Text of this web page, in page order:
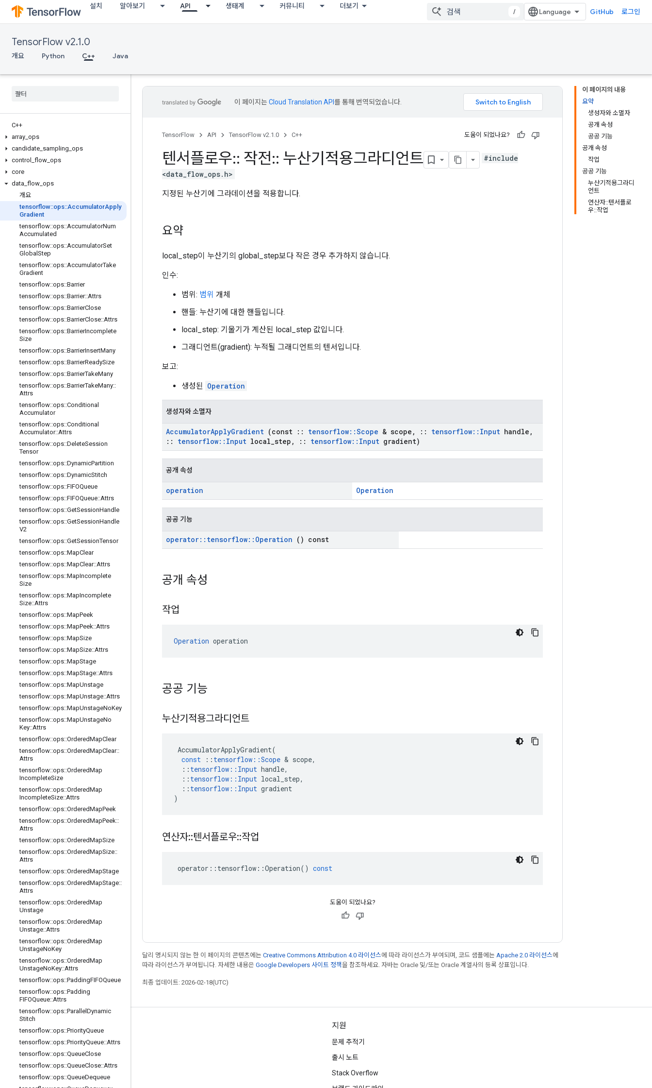
설치 알아보기 API 생태계 커뮤니티 더보기
/ GitHub 로그인
TensorFlow v2.1.0
개요 Python C++ Java
C++
array ops
candidate sampling ops
control
flow ops
core
data flow ops
개요
tensorflow::ops::AccumulatorApply
Gradient
tensorflow::ops::AccumulatorNum
Accumulated
tensorflow::ops::AccumulatorSet
Global Step
tensorflow::ops::AccumulatorTake
Gradient
tensorflow::ops::Barrier
tensorflow::ops::Barrier::Attrs
tensorflow::ops::BarrierClose
tensorflow::ops::BarrierClose::Attrs
tensorflow::ops::BarrierIncomplete
Size
tensorflow::ops::BarrierInsertMany
tensorflow::ops::BarrierReadySize
tensorflow::ops::BarrierTakeMany
tensorflow::ops::BarrierTakeMany::
Attrs
tensorflow::ops::Conditional
Accumulator
tensorflow::ops::Conditional
Accumulator::Attrs
tensorflow::ops::DeleteSession
Tensor
tensorflow::ops::DynamicPartition
tensorflow::ops::DynamicStitch
tensorflow::ops::FIFOQueue
tensorflow::ops::FIFOQueue::Attrs
tensorflow::ops::GetSessionHandle
tensorflow::ops::GetSessionHandle
V2
tensorflow::ops::GetSessionTensor
tensorflow::ops::MapClear
tensorflow::ops::MapClear::Attrs
tensorflow::ops::MapIncomplete
Size
tensorflow::ops::MapIncomplete
Size::Attrs
tensorflow::ops::MapPeek
tensorflow::ops::MapPeek::Attrs
tensorflow::ops::MapSize
tensorflow::ops::MapSize::Attrs
tensorflow::ops::MapStage
tensorflow::ops::MapStage::Attrs
tensorflow::ops::MapUnstage
tensorflow::ops::MapUnstage::Attrs
tensorflow::ops::MapUnstageNoKey
tensorflow::ops::MapUnstageNo
Key::Attrs
tensorflow::ops::OrderedMapClear
tensorflow::ops::OrderedMapClear::
Attrs
tensorflow::ops::OrderedMap
IncompleteSize
tensorflow::ops::OrderedMap
IncompleteSize::Attrs
tensorflow::ops::OrderedMapPeek
tensorflow::ops::OrderedMapPeek::
Attrs
tensorflow::ops::OrderedMapSize
tensorflow::ops::OrderedMapSize::
Attrs
tensorflow::ops::OrderedMapStage
tensorflow::ops::OrderedMapStage::
Attrs
tensorflow::ops::OrderedMap
Unstage
tensorflow::ops::OrderedMap
Unstage::Attrs
tensorflow::ops::OrderedMap
UnstageNoKey
tensorflow::ops::OrderedMap
UnstageNoKey::Attrs
tensorflow::ops::PaddingFIFOQueue
tensorflow::ops::Padding
FIFOQueue::Attrs
tensorflow::ops::Parallel Dynamic
Stitch
tensorflow::ops::PriorityQueue
tensorflow::ops::PriorityQueue::Attrs
tensorflow::ops::QueueClose
tensorflow::ops::QueueClose::Attrs
tensorflow::ops::QueueDequeue
이 페이지의 내용
요약
생성자와 소멸자
공개 속성
공공 기능
공개 속성
작업
공공 기능
누산기적용그라디
언트
연산자::텐서플로
우::작업
이 페이지는Cloud Translation API 를 통해 번역되었습니다.
TensorFlow API TensorFlow v2.1.0 C++ 도움이 되었나요?
텐서플로우:: 작전:: 누산기적용그라디언트
#include
<data_flow_ops.h>
지정된 누산기에 그라데이션을 적용합니다.
요약
local_step이 누산기의 global_step보다 작은 경우 추가하지 않습니다.
인수:
범위: 범위 개체
핸들: 누산기에 대한 핸들입니다.
local_step: 기울기가 계산된 local_step 값입니다.
그래디언트(gradient): 누적될 그래디언트의 텐서입니다.
보고:
생성된 Operation
생성자와 소멸자
AccumulatorApplyGradient (const :: tensorflow::Scope & scope , :: tensorflow:: Input handle ,
::
tensorflow:: Input local step , :: tensorflow:: Input gradient)
공개 속성
operation Operation
공공 기능
operator:: tensorflow:: Operation () const
공개 속성
작업
Operation operation
공공 기능
누산기적용그라디언트
AccumulatorApplyGradient(
const
:: tensorflow ::Scope & scope,
:: tensorflow :: Input handle,
:: tensorflow :: Input local_step,
:: tensorflow :: Input gradient
)
연산자::텐서플로우::작업
operator :: tensorflow ::Operation() const
도움이 되었나요?
달리 명시되지 않는 한 이 페이지의 콘텐츠에는 Creative Commons Attribution 4.0 라이선스에 따라 라이선스가 부여되며, 코드 샘플에는 Apache 2.0 라이선스에
따라 라이선스가 부여됩니다. 자세한 내용은 Google Developers 사이트 정책을 참조하세요. 자바는 Oracle 및/또는 Oracle 계열사의 등록 상표입니다.
최종 업데이트: 2026-02-18(UTC)
최신 소식 확인하기
블로그
포럼
지원
문제 추적기
출시 노트
Stack Overflow